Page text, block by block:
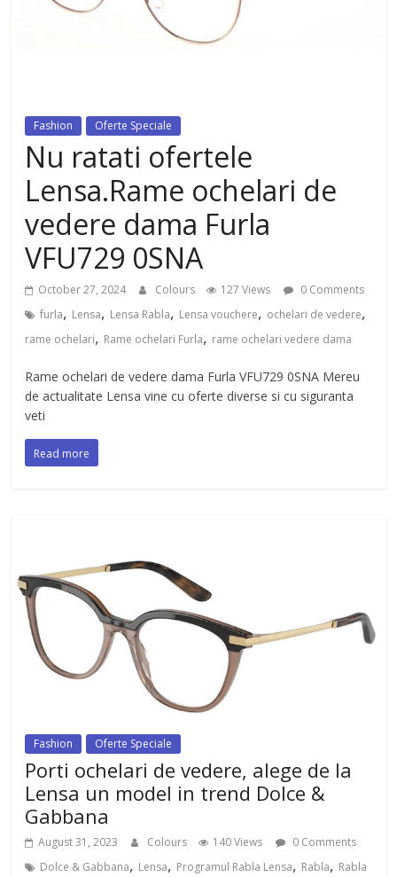
dezvoltat, cu Flexor Fitness-
dispozitiv pentru tonifiere muschi
Fashion Oferte Speciale
Nu ratati ofertele
Lensa.Rame ochelari de
vedere dama Furla
VFU729 0SNA
October 27, 2024 Colours 127 Views
0 Comments
furla, Lensa, Lensa Rabla, Lensa vouchere, ochelari de vedere,
rame ochelari, Rame ochelari Furla, rame ochelari vedere dama
Rame ochelari de vedere dama Furla VFU729 0SNA Mereu
de actualitate Lensa vine cu oferte diverse si cu siguranta
veti
Read more
Fashion Oferte Speciale
Porti ochelari de vedere, alege de la
Lensa un model in trend Dolce &
Gabbana
August 31, 2023 Colours 140 Views
0 Comments
Dolce & Gabbana, Lensa, Programul Rabla Lensa, Rabla, Rabla